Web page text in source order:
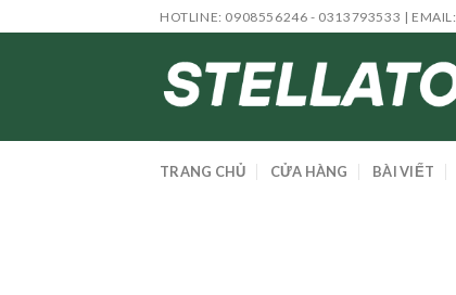
to
HOTLINE: 0908556246 - 0313793533 | EMAIL:
TRANG CHỦ CỬA HÀNG BÀI VIẾT